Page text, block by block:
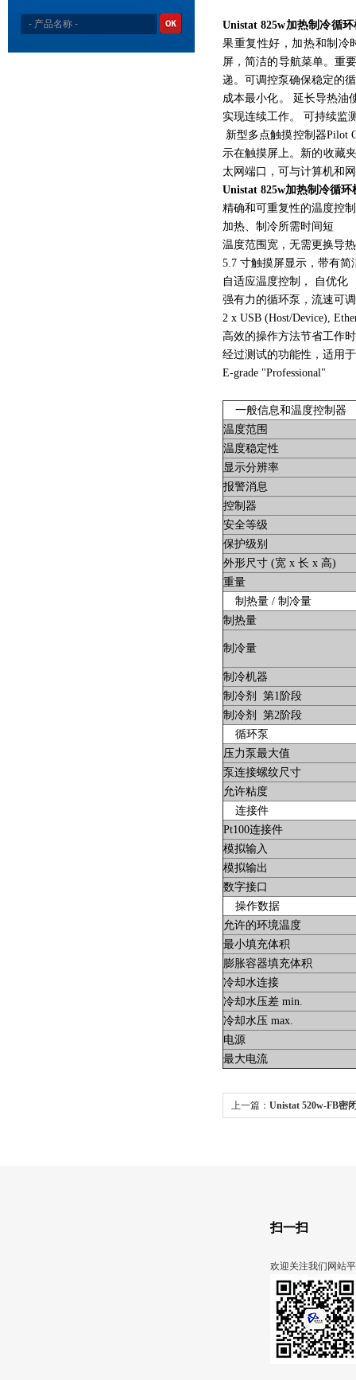
Unistat 825w加热制冷循环
果重复性好，加热和制冷
屏，简洁的导航菜单。重
递。可调控泵确保稳定的
成本最小化。 延长导热油
实现连续工作。 可持续监
新型多点触摸控制器Pilot
示在触摸屏上。新的收藏
太网端口，可与计算机和
Unistat 825w加热制冷循环
精确和可重复性的温度控
加热、制冷所需时间短
温度范围宽，无需更换导
5.7 寸触摸屏显示，带有
自适应温度控制， 自优化
强有力的循环泵，流速可
2 x USB (Host/Device),
高效的操作方法节省工作
经过测试的功能性，适用
E-grade "Professional"
一般信息和温度控制器
温度范围
温度稳定性
显示分辨率
报警消息
控制器
安全等级
保护级别
外形尺寸 (宽 x 长 x 高)
重量
制热量 / 制冷量
制热量
制冷量
制冷机器
制冷剂 第1阶段
制冷剂 第2阶段
循环泵
压力泵最大值
泵连接螺纹尺寸
允许粘度
连接件
Pt100连接件
模拟输入
模拟输出
数字接口
操作数据
允许的环境温度
最小填充体积
膨胀容器填充体积
冷却水连接
冷却水压差 min.
冷却水压 max.
电源
最大电流
上一篇： Unistat 520w-FB密
扫一扫
欢迎关注我们网站